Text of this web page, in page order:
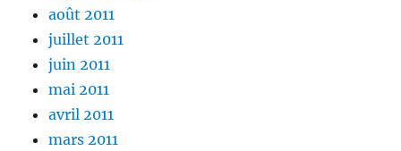
août 2011
juillet 2011
juin 2011
mai 2011
avril 2011
mars 2011